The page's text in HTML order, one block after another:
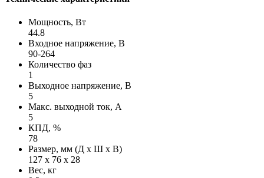
Мощность, Вт
44.8
Входное напряжение, В
90-264
Количество фаз
1
Выходное напряжение, В
5
Макс. выходной ток, А
5
КПД, %
78
Размер, мм (Д х Ш х В)
127 х 76 х 28
Вес, кг